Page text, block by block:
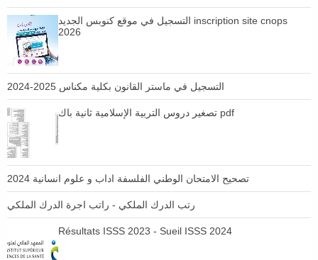
التسجيل في موقع كنوبس الجديد inscription site cnops
2026
التسجيل في ماستر القانون بكلية مكناس 2025-2024
تصغير دروس التربية الإسلامية ثانية باك pdf
تصحيح الامتحان الوطني الفلسفة اداب و علوم انسانية 2024
رتب الدرك الملكي - راتب اجرة الدرك الملكي
Résultats ISSS 2023 - Sueil ISSS 2024